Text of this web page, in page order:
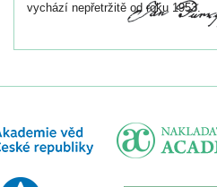
vychází nepřetržitě od roku 1953.